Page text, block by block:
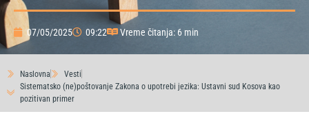
07/05/2025 09:22 Vreme čitanja: 6 min
Naslovna
Vesti
Sistematsko (ne)poštovanje Zakona o upotrebi jezika: Ustavni sud Kosova kao
pozitivan primer